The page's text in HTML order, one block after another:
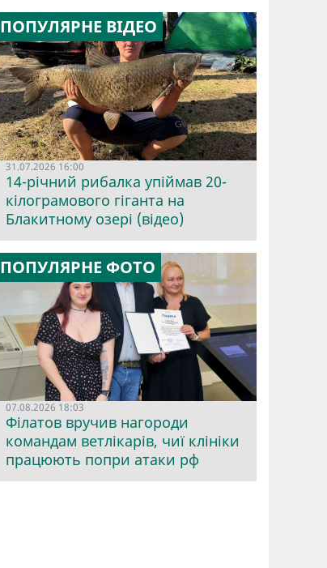
ПОПУЛЯРНЕ ВІДЕО
31.07.2026 16:00
14-річний рибалка упіймав 20-
кілограмового гіганта на
Блакитному озері (відео)
ПОПУЛЯРНЕ ФОТО
07.08.2026 18:03
Філатов вручив нагороди
командам ветлікарів, чиї клініки
працюють попри атаки рф